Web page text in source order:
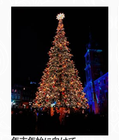
同、本年も皆様の夢を叶えるお
手伝いをさせてい